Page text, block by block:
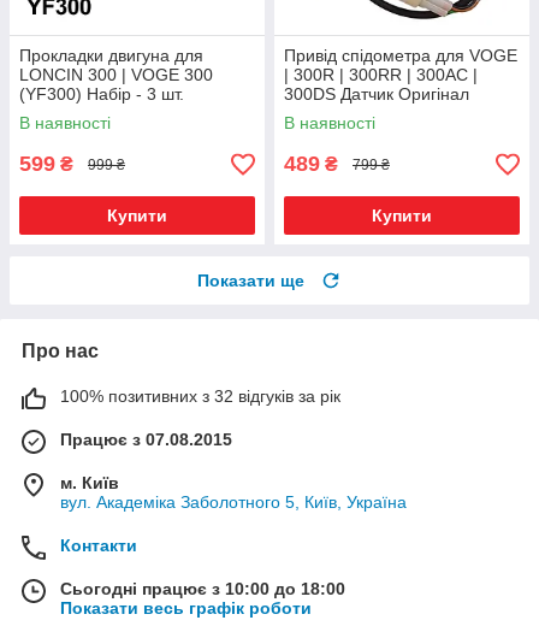
Прокладки двигуна для
LONCIN 300 | VOGE 300
(YF300) Набір - 3 шт.
Оригінал
В наявності
599 ₴ 999 ₴
Купити
Привід спідометра для VOGE
| 300R | 300RR | 300AC |
300DS Датчик Оригінал
В наявності
489 ₴ 799 ₴
Купити
Показати ще
Про нас
100% позитивних з 32 відгуків за рік
Працює з 07.08.2015
м. Київ
вул. Академіка Заболотного 5, Київ, Україна
Контакти
Сьогодні працює з 10:00 до 18:00
Показати весь графік роботи